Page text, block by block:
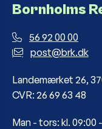
Bornholms
56 92 00 00
post@brk.dk
Landemærket 26,
CVR: 26 69 63 48
Man - tors: kl. 09:00